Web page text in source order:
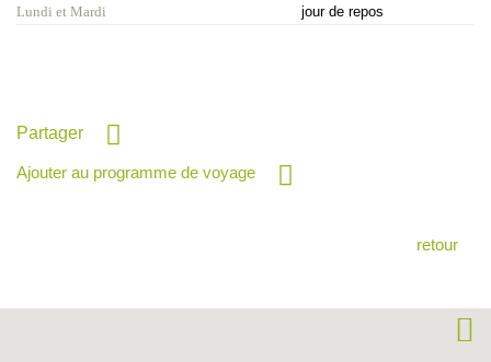
Lundi et Mardi
jour de repos
Partager
Ajouter au programme de voyage
retour